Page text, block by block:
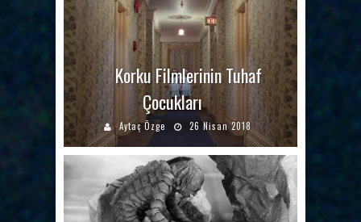
Korku Filmlerinin Tuhaf
Çocukları
Aytaç Özge 26 Nisan 2018